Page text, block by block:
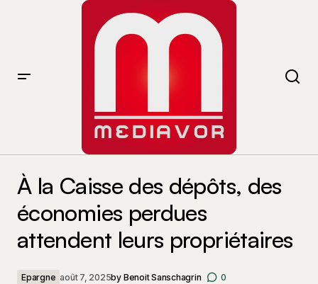
À la Caisse des dépôts, des
économies perdues
attendent leurs propriétaires
Epargne août 7, 2025by Benoit Sanschagrin 0